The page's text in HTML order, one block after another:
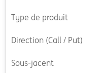
Type de produit
Direction (Call / Put)
Sous-jacent